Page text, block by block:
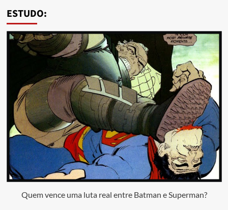
ESTUDO:
Quem vence uma luta real entre Batman e Superman?